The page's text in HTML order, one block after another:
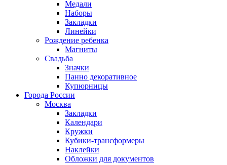
Медали
Наборы
Закладки
Линейки
Рождение ребенка
Магниты
Свадьба
Значки
Панно декоративное
Купюрницы
Города России
Москва
Закладки
Календари
Кружки
Кубики-трансформеры
Наклейки
Обложки для документов